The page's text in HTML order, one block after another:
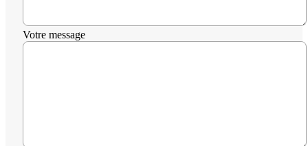
Votre message